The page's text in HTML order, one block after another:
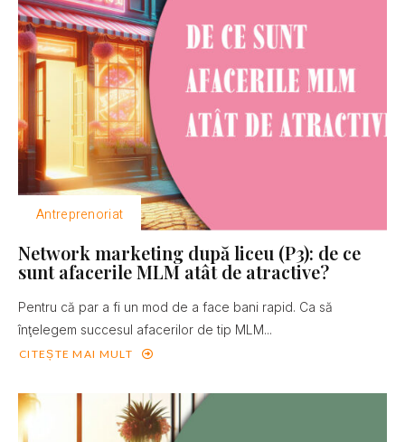
Antreprenoriat
Network marketing după liceu (P3): de ce
sunt afacerile MLM atât de atractive?
Pentru că par a fi un mod de a face bani rapid. Ca să
înţelegem succesul afacerilor de tip MLM...
CITEȘTE MAI MULT